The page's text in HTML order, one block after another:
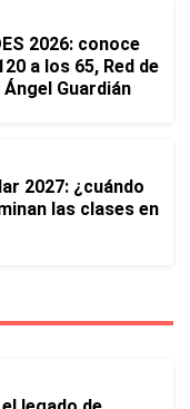
2026: conoce
a los 65, Red de
Guardián
2027: ¿cuándo
las clases en